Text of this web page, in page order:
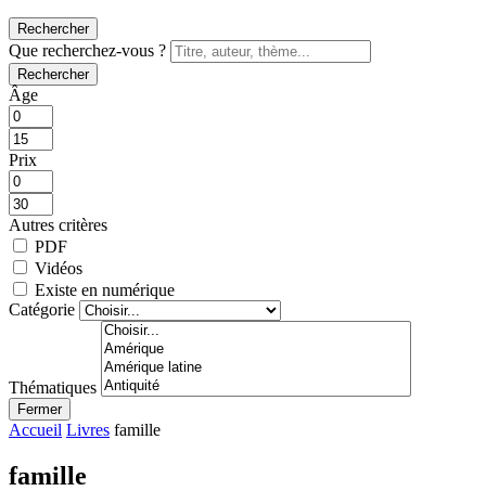
Rechercher
Que recherchez-vous ?
Rechercher
Âge
Prix
Autres critères
PDF
Vidéos
Existe en numérique
Catégorie
Thématiques
Fermer
Accueil Livres famille
famille